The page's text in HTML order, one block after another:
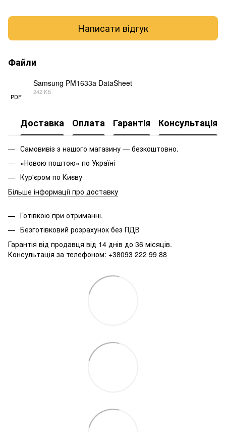
Написати відгук
Файли
PDF
Samsung PM1633a DataSheet
242 КБ
Доставка Оплата Гарантія Консультація
Самовивіз з нашого магазину — безкоштовно.
«Новою поштою» по Україні
Кур'єром по Києву
Більше інформації про доставку
Готівкою при отриманні.
Безготівковий розрахунок без ПДВ
Гарантія від продавця від 14 днів до 36 місяців.
Консультація за телефоном: +38093 222 99 88